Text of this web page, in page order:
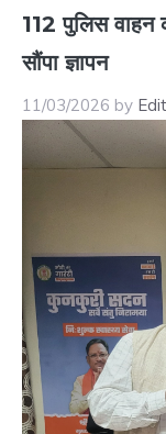
112 पुलिस वाहन
सौंपा ज्ञापन
11/03/2026 by